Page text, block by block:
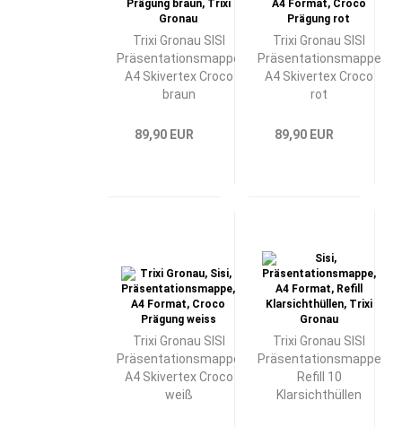
Trixi Gronau SISI
Präsentationsmappe
A4 Skivertex Croco
braun
89,90 EUR
Trixi Gronau SISI
Präsentationsmappe
A4 Skivertex Croco
rot
89,90 EUR
Trixi Gronau SISI
Präsentationsmappe
A4 Skivertex Croco
weiß
Trixi Gronau SISI
Präsentationsmappe
Refill 10
Klarsichthüllen